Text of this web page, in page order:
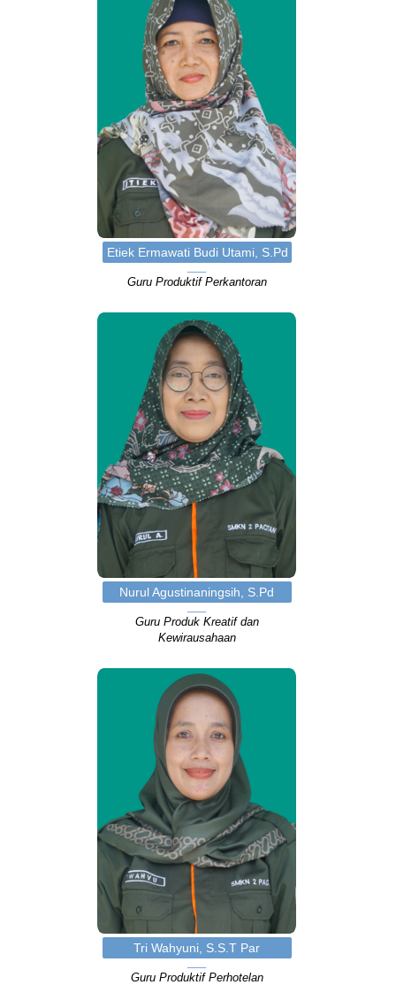
Etiek Ermawati Budi Utami, S.Pd
Guru Produktif Perkantoran
Nurul Agustinaningsih, S.Pd
Guru Produk Kreatif dan
Kewirausahaan
Tri Wahyuni, S.S.T Par
Guru Produktif Perhotelan